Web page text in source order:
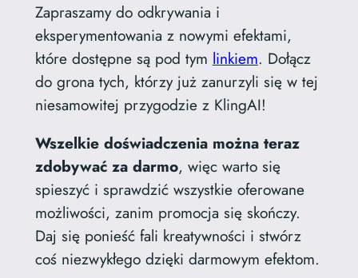
Zapraszamy do odkrywania i
eksperymentowania z nowymi efektami,
które dostępne są pod tym linkiem. Dołącz
do grona tych, którzy już zanurzyli się w tej
niesamowitej przygodzie z KlingAI!
Wszelkie doświadczenia można teraz
zdobywać za darmo, więc warto się
spieszyć i sprawdzić wszystkie oferowane
możliwości, zanim promocja się skończy.
Daj się ponieść fali kreatywności i stwórz
coś niezwykłego dzięki darmowym efektom.